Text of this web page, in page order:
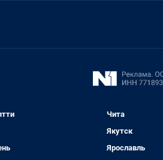
Чита
Якутск
Ярославль